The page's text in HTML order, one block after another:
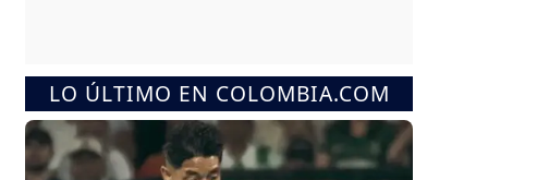
LO ÚLTIMO EN COLOMBIA.COM